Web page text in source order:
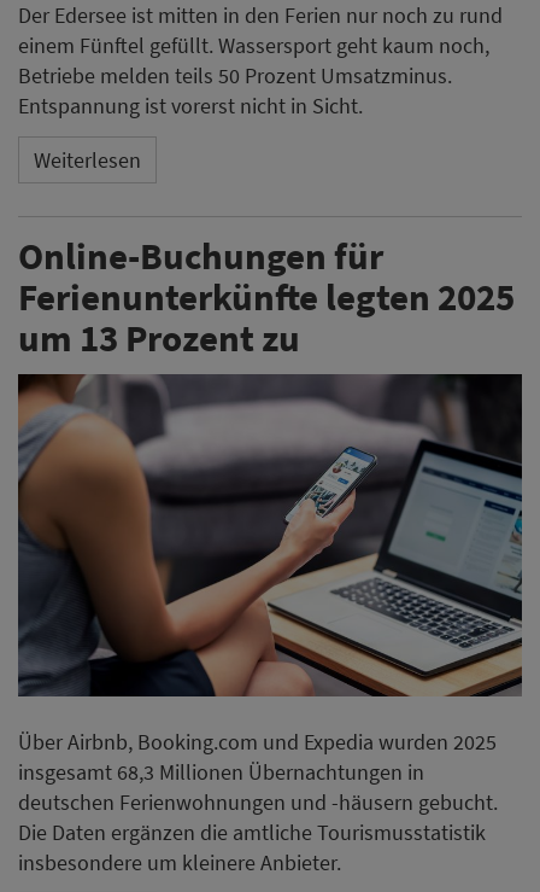
Der Edersee ist mitten in den Ferien nur noch zu rund
einem Fünftel gefüllt. Wassersport geht kaum noch,
Betriebe melden teils 50 Prozent Umsatzminus.
Entspannung ist vorerst nicht in Sicht.
Weiterlesen
Online-Buchungen für
Ferienunterkünfte legten 2025
um 13 Prozent zu
Über Airbnb, Booking.com und Expedia wurden 2025
insgesamt 68,3 Millionen Übernachtungen in
deutschen Ferienwohnungen und -häusern gebucht.
Die Daten ergänzen die amtliche Tourismusstatistik
insbesondere um kleinere Anbieter.